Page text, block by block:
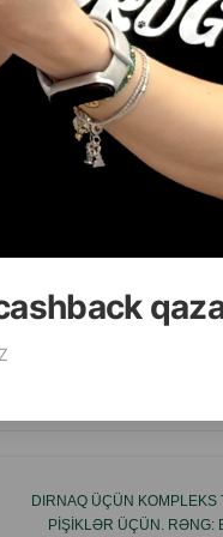
DIRNAQ ÜÇÜN KOMPLEKS
PIŞIKLƏR ÜÇÜN. RƏNG: